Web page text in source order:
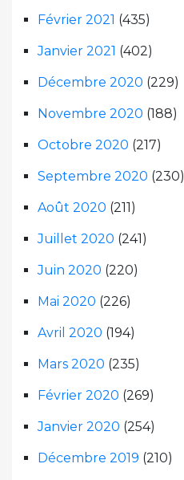
Février 2021 (435)
Janvier 2021 (402)
Décembre 2020 (229)
Novembre 2020 (188)
Octobre 2020 (217)
Septembre 2020 (230)
Août 2020 (211)
Juillet 2020 (241)
Juin 2020 (220)
Mai 2020 (226)
Avril 2020 (194)
Mars 2020 (235)
Février 2020 (269)
Janvier 2020 (254)
Décembre 2019 (210)